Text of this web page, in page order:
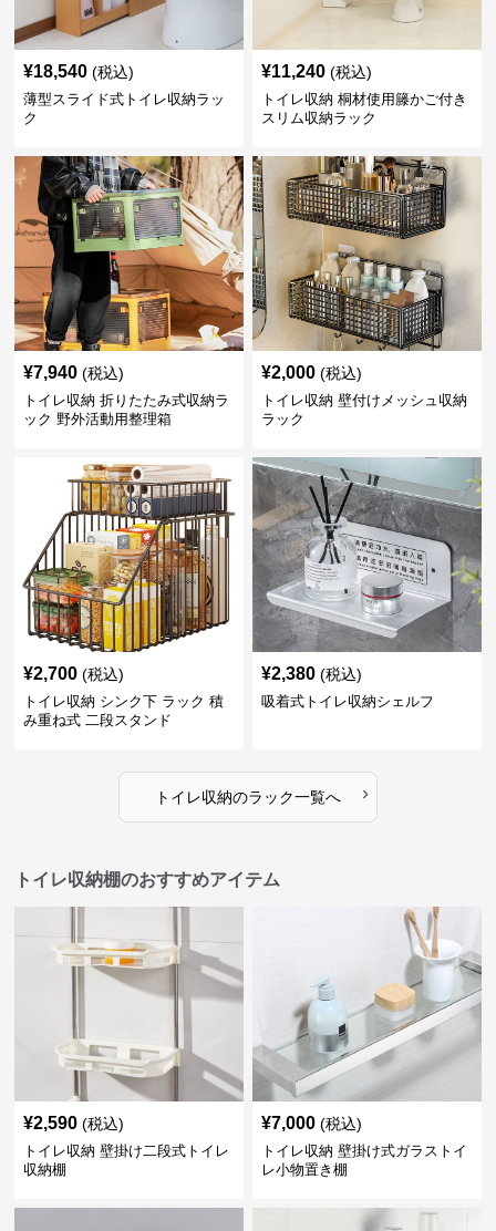
¥18,540 (税込)
薄型スライド式トイレ収納ラッ
ク
¥11,240 (税込)
トイレ収納 桐材使用籐かご付き
スリム収納ラック
¥7,940 (税込)
トイレ収納 折りたたみ式収納ラ
ック 野外活動用整理箱
¥2,000 (税込)
トイレ収納 壁付けメッシュ収納
ラック
¥2,700 (税込)
トイレ収納 シンク下 ラック 積
み重ね式 二段スタンド
¥2,380 (税込)
吸着式トイレ収納シェルフ
トイレ収納のラック一覧へ ›
トイレ収納棚のおすすめアイテム
¥2,590 (税込)
トイレ収納 壁掛け二段式トイレ
収納棚
¥7,000 (税込)
トイレ収納 壁掛け式ガラストイ
レ小物置き棚